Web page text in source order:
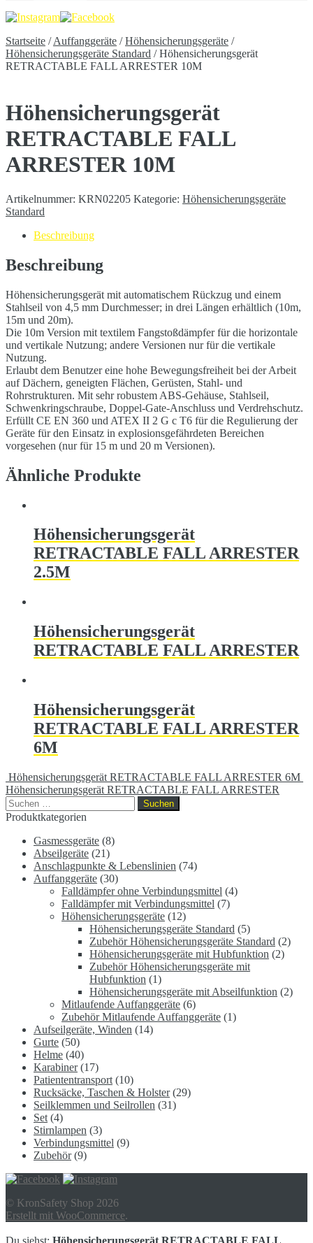
Startseite /Auffanggeräte /Höhensicherungsgeräte /
Höhensicherungsgeräte Standard /Höhensicherungsgerät
RETRACTABLE FALL ARRESTER 10M
Höhensicherungsgerät
RETRACTABLE FALL
ARRESTER 10M
Artikelnummer: KRN02205 Kategorie: Höhensicherungsgeräte
Standard
Beschreibung
Beschreibung
Höhensicherungsgerät mit automatischem Rückzug und einem
Stahlseil von 4,5 mm Durchmesser; in drei Längen erhältlich (10m,
15m und 20m).
Die 10m Version mit textilem Fangstoßdämpfer für die horizontale
und vertikale Nutzung; andere Versionen nur für die vertikale
Nutzung.
Erlaubt dem Benutzer eine hohe Bewegungsfreiheit bei der Arbeit
auf Dächern, geneigten Flächen, Gerüsten, Stahl- und
Rohrstrukturen. Mit sehr robustem ABS-Gehäuse, Stahlseil,
Schwenkringschraube, Doppel-Gate-Anschluss und Verdrehschutz.
Erfüllt CE EN 360 und ATEX II 2 G c T6 für die Regulierung der
Geräte für den Einsatz in explosionsgefährdeten Bereichen
vorgesehen (nur für 15 m und 20 m Versionen).
Ähnliche Produkte
Höhensicherungsgerät
RETRACTABLE FALL ARRESTER
2.5M
Höhensicherungsgerät
RETRACTABLE FALL ARRESTER
Höhensicherungsgerät
RETRACTABLE FALL ARRESTER
6M
Höhensicherungsgerät RETRACTABLE FALL ARRESTER 6M
Höhensicherungsgerät RETRACTABLE FALL ARRESTER
Suchen
nach:
Produktkategorien
Gasmessgeräte (8)
Abseilgeräte (21)
Anschlagpunkte & Lebenslinien (74)
Auffanggeräte (30)
Falldämpfer ohne Verbindungsmittel (4)
Falldämpfer mit Verbindungsmittel (7)
Höhensicherungsgeräte (12)
Höhensicherungsgeräte Standard (5)
Zubehör Höhensicherungsgeräte Standard (2)
Höhensicherungsgeräte mit Hubfunktion (2)
Zubehör Höhensicherungsgeräte mit
Hubfunktion (1)
Höhensicherungsgeräte mit Abseilfunktion (2)
Mitlaufende Auffanggeräte (6)
Zubehör Mitlaufende Auffanggeräte (1)
Aufseilgeräte, Winden (14)
Gurte (50)
Helme (40)
Karabiner (17)
Patiententransport (10)
Rucksäcke, Taschen & Holster (29)
Seilklemmen und Seilrollen (31)
Set (4)
Stirnlampen (3)
Verbindungsmittel (9)
Zubehör (9)
© KronSafety Shop 2026
Erstellt mit WooCommerce.
Du siehst: Höhensicherungsgerät RETRACTABLE FALL